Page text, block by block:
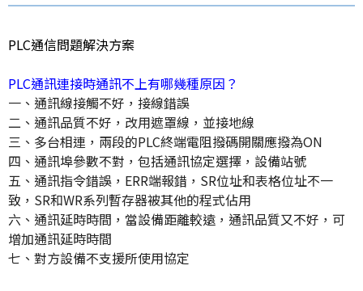
PLC通信問題解決方案
PLC通訊連接時通訊不上有哪幾種原因？
一、通訊線接觸不好，接線錯誤
二、通訊品質不好，改用遮罩線，並接地線
三、多台相連，兩段的PLC終端電阻撥碼開關應撥為ON
四、通訊埠參數不對，包括通訊協定選擇，設備站號
五、通訊指令錯誤，ERR端報錯，SR位址和表格位址不一
致，SR和WR系列暫存器被其他的程式佔用
六、通訊延時時間，當設備距離較遠，通訊品質又不好，可
增加通訊延時時間
七、對方設備不支援所使用協定